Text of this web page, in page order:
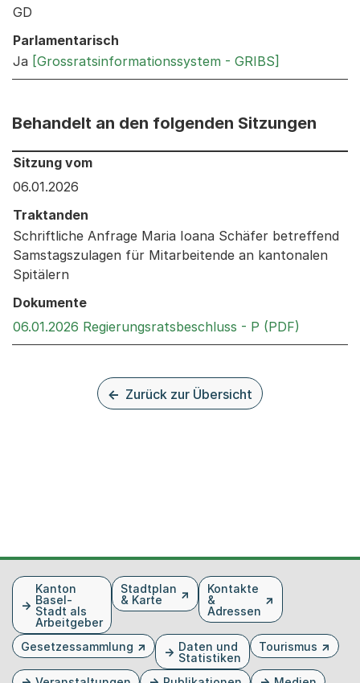
GD
Parlamentarisch
Ja [Grossratsinformationssystem - GRIBS]
Behandelt an den folgenden Sitzungen
Behandelt an den folgenden Sitzungen: Informationen
Sitzung vom
06.01.2026
Traktanden
Schriftliche Anfrage Maria Ioana Schäfer betreffend
Samstagszulagen für Mitarbeitende an kantonalen
Spitälern
Dokumente
06.01.2026 Regierungsratsbeschluss - P (PDF)
Zurück zur Übersicht
FusszeileKanton
Basel-
Stadt als
Arbeitgeber
Stadtplan
& Karte
Kontakte
&
Adressen
Gesetzessammlung
Daten und
Statistiken
Tourismus